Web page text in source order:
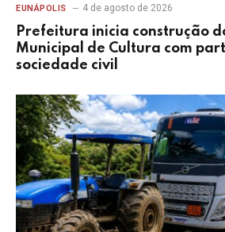
EUNÁPOLIS 4 de agosto de 2026
Prefeitura inicia construção
Municipal de Cultura com
sociedade civil